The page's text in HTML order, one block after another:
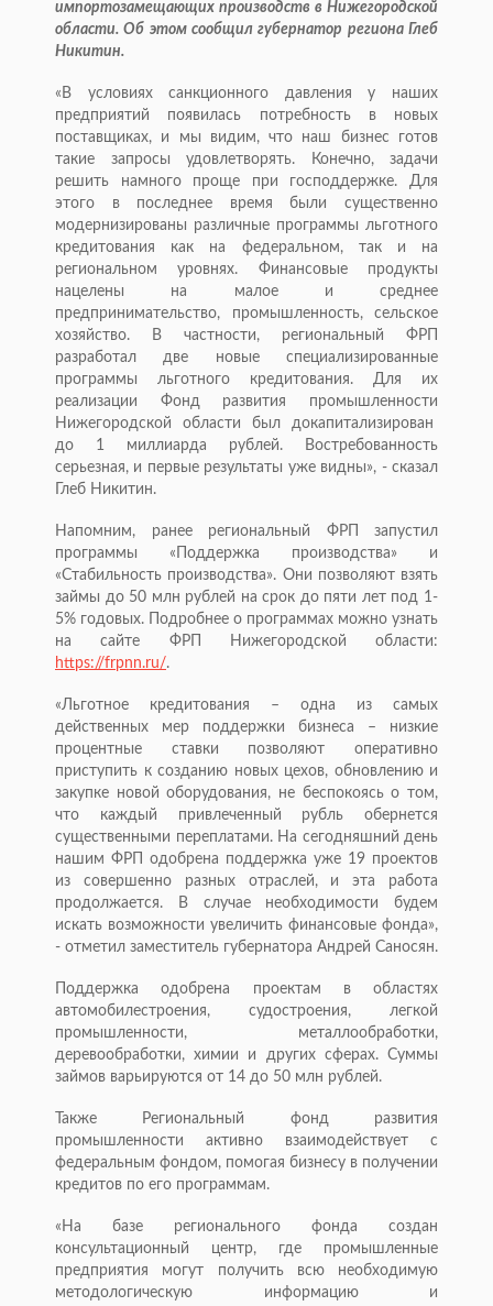
импортозамещающих производств в Нижегородской
области. Об этом сообщил губернатор региона Глеб
Никитин.
«В условиях санкционного давления у наших
предприятий появилась потребность в новых
поставщиках, и мы видим, что наш бизнес готов
такие запросы удовлетворять. Конечно, задачи
решить намного проще при господдержке. Для
этого в последнее время были существенно
модернизированы различные программы льготного
кредитования как на федеральном, так и на
региональном уровнях. Финансовые продукты
нацелены на малое и среднее
предпринимательство, промышленность, сельское
хозяйство. В частности, региональный ФРП
разработал две новые специализированные
программы льготного кредитования. Для их
реализации Фонд развития промышленности
Нижегородской области был докапитализирован
до 1 миллиарда рублей. Востребованность
серьезная, и первые результаты уже видны», - сказал
Глеб Никитин.
Напомним, ранее региональный ФРП запустил
программы «Поддержка производства» и
«Стабильность производства». Они позволяют взять
займы до 50 млн рублей на срок до пяти лет под 1-
5% годовых. Подробнее о программах можно узнать
на сайте ФРП Нижегородской области:
https://frpnn.ru/.
«Льготное кредитования – одна из самых
действенных мер поддержки бизнеса – низкие
процентные ставки позволяют оперативно
приступить к созданию новых цехов, обновлению и
закупке новой оборудования, не беспокоясь о том,
что каждый привлеченный рубль обернется
существенными переплатами. На сегодняшний день
нашим ФРП одобрена поддержка уже 19 проектов
из совершенно разных отраслей, и эта работа
продолжается. В случае необходимости будем
искать возможности увеличить финансовые фонда»,
- отметил заместитель губернатора Андрей Саносян.
Поддержка одобрена проектам в областях
автомобилестроения, судостроения, легкой
промышленности, металлообработки,
деревообработки, химии и других сферах. Суммы
займов варьируются от 14 до 50 млн рублей.
Также Региональный фонд развития
промышленности активно взаимодействует с
федеральным фондом, помогая бизнесу в получении
кредитов по его программам.
«На базе регионального фонда создан
консультационный центр, где промышленные
предприятия могут получить всю необходимую
методологическую информацию и